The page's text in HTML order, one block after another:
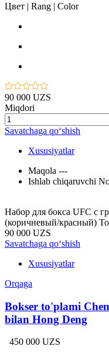
Цвет | Rang | Color
90 000 UZS
Miqdori
Savatchaga qo‘shish
Xususiyatlar
Maqola ---
Ishlab chiqaruvchi
Набор для бокса UFC с
(коричневый/красный)
90 000 UZS
Savatchaga qo‘shish
Xususiyatlar
Orqaga
Bokser to'plami
bilan Hong Deng
450 000 UZS